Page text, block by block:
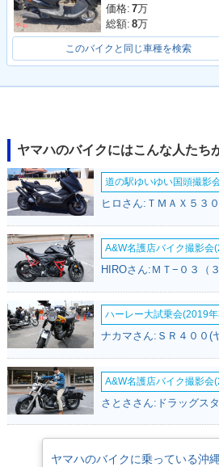
2011年 JOG Delux
e・カラーチェンジ
2009年 JOG
e・カラーチェンジ
価格: 7万
総額: 8万
このバイクと同じ車種を検索
ヤマハのバイクにはこんな人たち
道の駅ゆいゆい国頭撮影
ヒロさん:ＴＭＡＸ５３
A&W名護店バイク撮影会
HIROさん:ＭＴ−０３（
ハーレー大試乗会(2019
ナカマさん:ＳＲ４００(
A&W名護店バイク撮影会
ヤマハのバイクに乗っている沖